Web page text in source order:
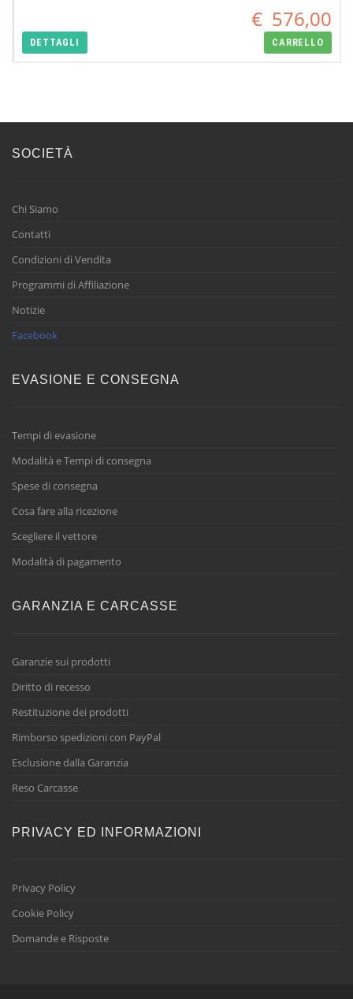
€ 576,00
DETTAGLI CARRELLO
SOCIETÀ
Chi Siamo
Contatti
Condizioni di Vendita
Programmi di Affiliazione
Notizie
Facebook
EVASIONE E CONSEGNA
Tempi di evasione
Modalità e Tempi di consegna
Spese di consegna
Cosa fare alla ricezione
Scegliere il vettore
Modalità di pagamento
GARANZIA E CARCASSE
Garanzie sui prodotti
Diritto di recesso
Restituzione dei prodotti
Rimborso spedizioni con PayPal
Esclusione dalla Garanzia
Reso Carcasse
PRIVACY ED INFORMAZIONI
Privacy Policy
Cookie Policy
Domande e Risposte